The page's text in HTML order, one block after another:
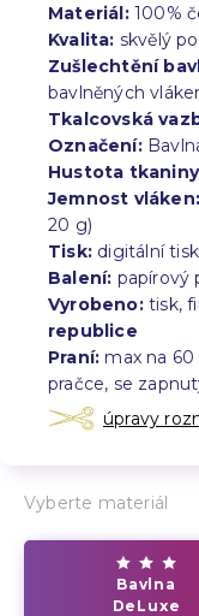
Materiál:100%
Kvalita: skvělý
Zušlechtění
bavlněných
Tkalcovská
Označení:
Hustota
Jemnost vláken:
20 g)
Tisk: digitální
Balení: papírový
Vyrobeno:tisk,
republice
Praní: max na 60
pračce, se
úpravy
Vyberte materiál
Bavlna
DeLuxe